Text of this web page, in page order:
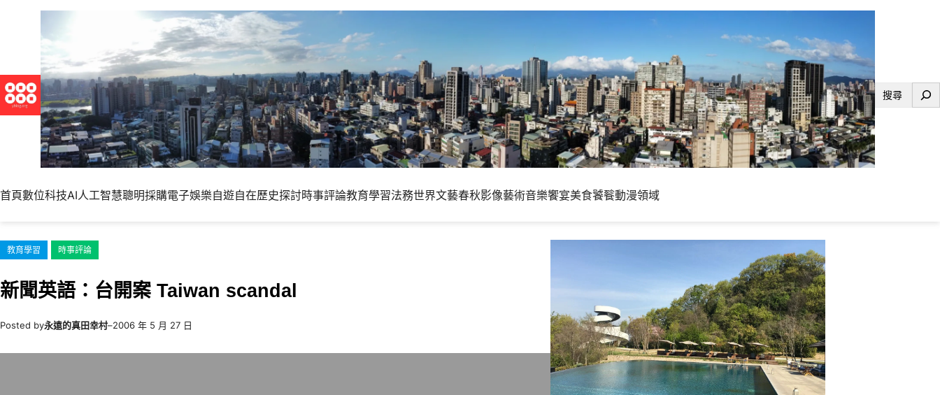
內
容
搜
首頁數位科技AI人工智慧聰明採購電子娛樂自遊自在歷史探討時事評論教育學習法務世界文藝春秋影像藝術音樂饗宴美食饕餮動漫領域
教育學習 時事評論
新聞英語：台開案 Taiwan scandal
Posted by永遠的真田幸村–2006 年 5 月 27 日